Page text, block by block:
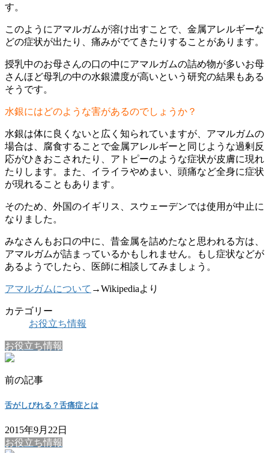
す。
このようにアマルガムが溶け出すことで、金属アレルギーな
どの症状が出たり、痛みがでてきたりすることがあります。
授乳中のお母さんの口の中にアマルガムの詰め物が多いお母
さんほど母乳の中の水銀濃度が高いという研究の結果もある
そうです。
水銀にはどのような害があるのでしょうか？
水銀は体に良くないと広く知られていますが、アマルガムの
場合は、腐食することで金属アレルギーと同じような過剰反
応がひきおこされたり、アトピーのような症状が皮膚に現れ
たりします。また、イライラやめまい、頭痛など全身に症状
が現れることもあります。
そのため、外国のイギリス、スウェーデンでは使用が中止に
なりました。
みなさんもお口の中に、昔金属を詰めたなと思われる方は、
アマルガムが詰まっているかもしれません。もし症状などが
あるようでしたら、医師に相談してみましょう。
アマルガムについて →Wikipediaより
カテゴリー
お役立ち情報
お役立ち情報
前の記事
舌がしびれる？舌痛症とは
2015年9月22日
お役立ち情報